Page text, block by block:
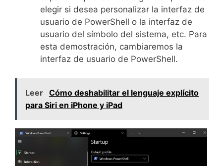
elegir si desea personalizar la interfaz de
usuario de PowerShell o la interfaz de
usuario del símbolo del sistema, etc. Para
esta demostración, cambiaremos la
interfaz de usuario de PowerShell.
Leer Cómo deshabilitar el lenguaje explícito
para Siri en iPhone y iPad